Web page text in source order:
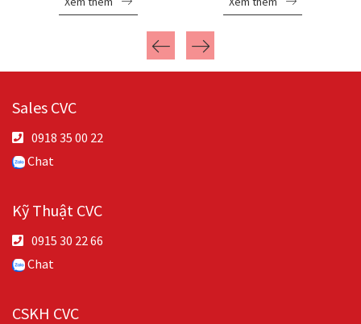
Sales CVC
0918 35 00 22
Chat
Kỹ Thuật CVC
0915 30 22 66
Chat
CSKH CVC